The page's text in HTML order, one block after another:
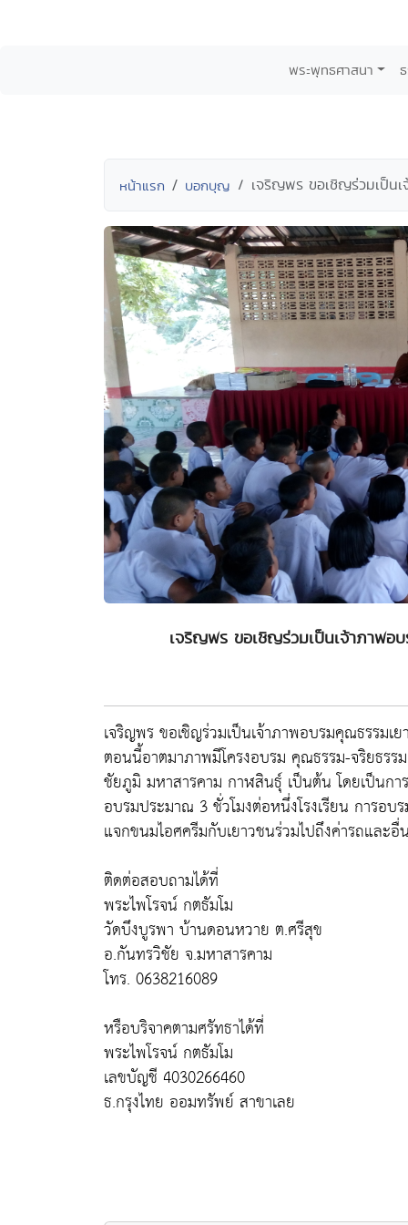
พระพุทธศาสนา
หน้าแรก บอกบุญ เจริญพร ขอเชิญร่วมเป็นเ
เจริญพร ขอเชิญร่วมเป็นเจ้าภาพอ
เจริญพร ขอเชิญร่วมเป็นเจ้าภาพอบรมคุณธรรมเ
ตอนนี้อาตมาภาพมีโครงอบรม คุณธรรม-จริยธรร
ชัยภูมิ มหาสารคาม กาฬสินธ์ุ เป็นต้น โดยเป็นกา
อบรมประมาณ 3 ชั่วโมงต่อหนึ่งโรงเรียน การอ
แจกขนมไอศครีมกับเยาวชนร่วมไปถึงค่ารถและอื่
ติดต่อสอบถามได้ที่
พระไพโรจน์ กตธัมโม
วัดบึงบูรพา บ้านดอนหวาย ต.ศรีสุข
อ.กันทรวิชัย จ.มหาสารคาม
โทร. 0638216089
หรือบริจาคตามศรัทธาได้ที่
พระไพโรจน์ กตธัมโม
เลขบัญชี 4030266460
ธ.กรุงไทย ออมทรัพย์ สาขาเลย